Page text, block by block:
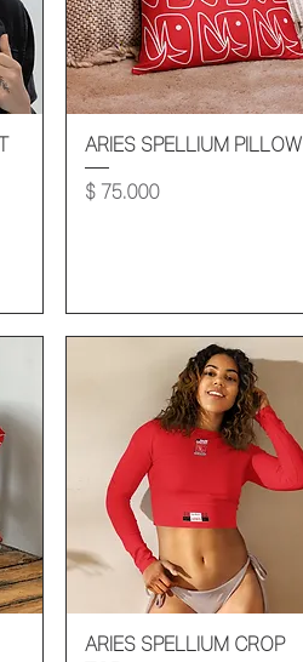
Vista rápida
ARIES SPELLIUM PILLOW
Precio
$ 75.000
Vista rápida
ARIES SPELLIUM CROP